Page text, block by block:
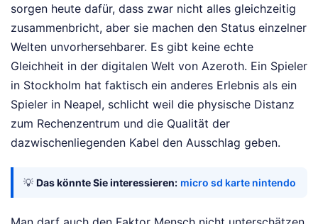
sorgen heute dafür, dass zwar nicht alles gleichzeitig
zusammenbricht, aber sie machen den Status einzelner
Welten unvorhersehbarer. Es gibt keine echte
Gleichheit in der digitalen Welt von Azeroth. Ein Spieler
in Stockholm hat faktisch ein anderes Erlebnis als ein
Spieler in Neapel, schlicht weil die physische Distanz
zum Rechenzentrum und die Qualität der
dazwischenliegenden Kabel den Ausschlag geben.
💡 Das könnte Sie interessieren: micro sd karte nintendo